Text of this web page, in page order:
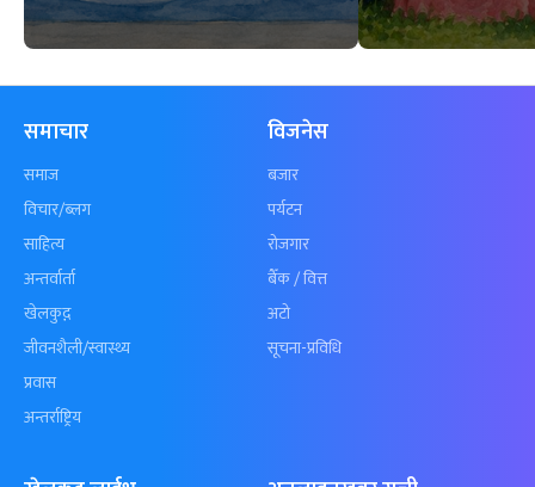
समाचार
समाज
विचार/ब्लग
साहित्य
अन्तर्वार्ता
खेलकुद़़
जीवनशैली/स्वास्थ्य
प्रवास
अन्तर्राष्ट्रिय
विजनेस
बजार
पर्यटन
रोजगार
बैँक / वित्त
अटो
सूचना-प्रविधि